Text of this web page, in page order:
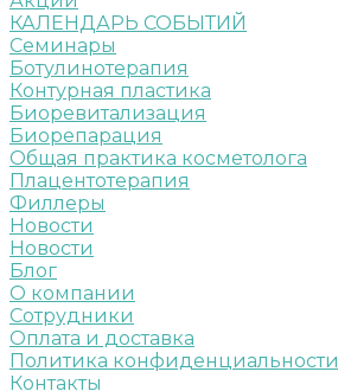
КАЛЕНДАРЬ СОБЫТИЙ
Семинары
Ботулинотерапия
Контурная пластика
Биоревитализация
Биорепарация
Общая практика косметолога
Плацентотерапия
Филлеры
Новости
Новости
Блог
О компании
Сотрудники
Оплата и доставка
Политика конфиденциальности
Контакты